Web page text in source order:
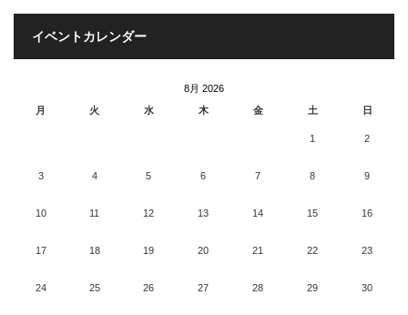
イベントカレンダー
8月 2026
月
火 水 木 金 土 日
1 2
3 4 5 6 7 8 9
10 11 12 13 14 15 16
17 18 19 20 21 22 23
24 25 26 27 28 29 30